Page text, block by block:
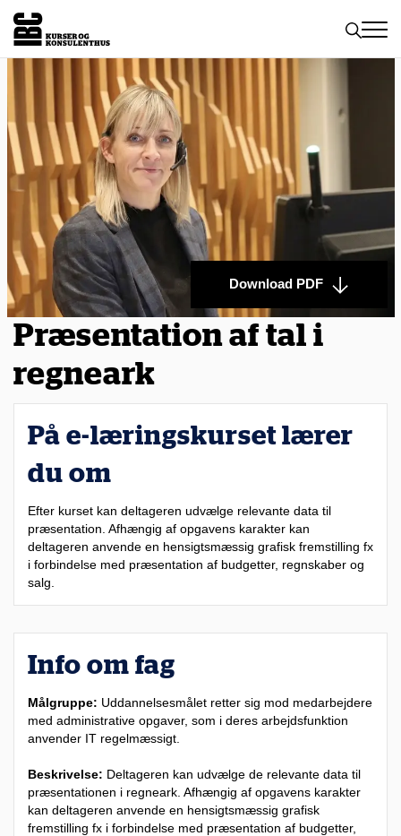
Toggle
Præsentation af tal i
regneark
Download PDF
På e-læringskurset lærer
du om
Efter kurset kan deltageren udvælge relevante data til
præsentation. Afhængig af opgavens karakter kan
deltageren anvende en hensigtsmæssig grafisk fremstilling fx
i forbindelse med præsentation af budgetter, regnskaber og
salg.
Info om fag
Målgruppe: Uddannelsesmålet retter sig mod medarbejdere
med administrative opgaver, som i deres arbejdsfunktion
anvender IT regelmæssigt.
Beskrivelse: Deltageren kan udvælge de relevante data til
præsentationen i regneark. Afhængig af opgavens karakter
kan deltageren anvende en hensigtsmæssig grafisk
fremstilling fx i forbindelse med præsentation af budgetter,